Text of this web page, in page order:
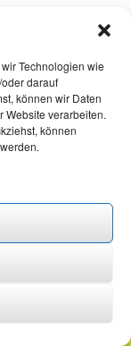
Technologien wie
darauf
können wir Daten
Website verarbeiten.
können
·Impressum ·